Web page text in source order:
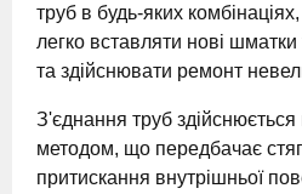
труб в будь-яких
легко вставляти нові шматки
та здійснювати ремонт
З'єднання труб
методом, що передбачає
притискання внутрішньої